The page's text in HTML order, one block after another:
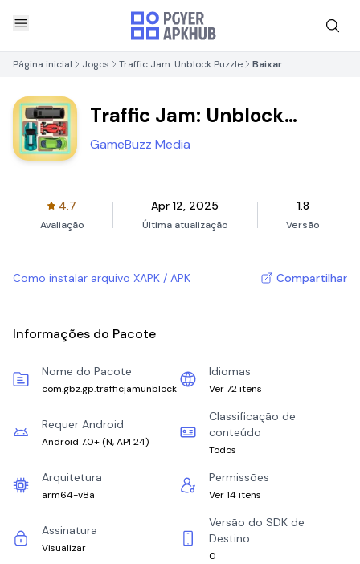
Página inicial Jogos Traffic Jam: Unblock Puzzle Baixar
Traffic Jam: Unblock
Puzzle
GameBuzz Media
4.7
Avaliação
Apr 12, 2025
Última atualização
1.8
Versão
Como instalar arquivo XAPK / APK Compartilhar
Informações do Pacote
Nome do Pacote
com.gbz.gp.trafficjamunblock
Idiomas
Ver 72 itens
Requer Android
Android 7.0+ (N, API 24)
Classificação de
conteúdo
Todos
Arquitetura
arm64-v8a
Permissões
Ver 14 itens
Assinatura
Visualizar
Versão do SDK de
Destino
0